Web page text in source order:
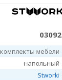
комплекты мебели
напольный
Stworki